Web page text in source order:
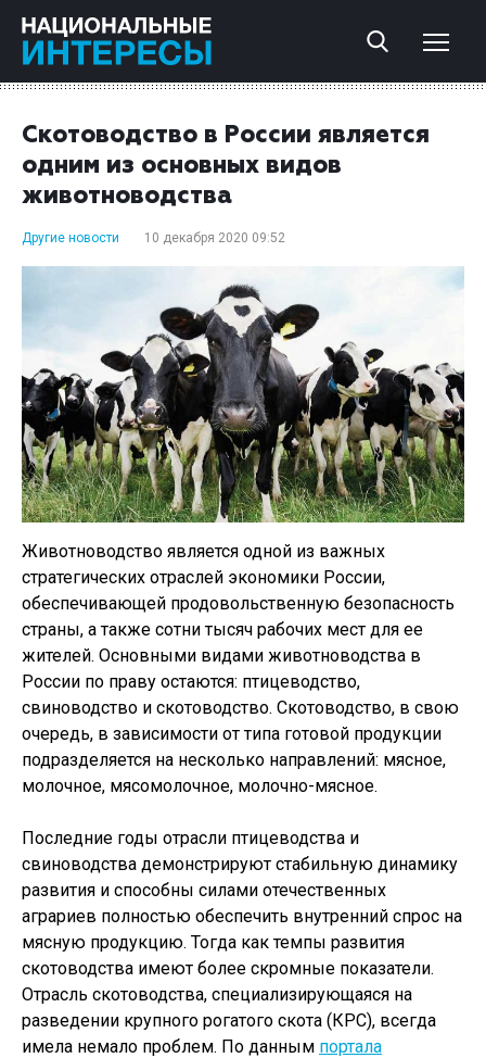
Скотоводство в России является
одним из основных видов
животноводства
Другие новости 10 декабря 2020 09:52
Животноводство является одной из важных
стратегических отраслей экономики России,
обеспечивающей продовольственную безопасность
страны, а также сотни тысяч рабочих мест для ее
жителей. Основными видами животноводства в
России по праву остаются: птицеводство,
свиноводство и скотоводство. Скотоводство, в свою
очередь, в зависимости от типа готовой продукции
подразделяется на несколько направлений: мясное,
молочное, мясомолочное, молочно-мясное.
Последние годы отрасли птицеводства и
свиноводства демонстрируют стабильную динамику
развития и способны силами отечественных
аграриев полностью обеспечить внутренний спрос на
мясную продукцию. Тогда как темпы развития
скотоводства имеют более скромные показатели.
Отрасль скотоводства, специализирующаяся на
разведении крупного рогатого скота (КРС), всегда
имела немало проблем. По данным портала